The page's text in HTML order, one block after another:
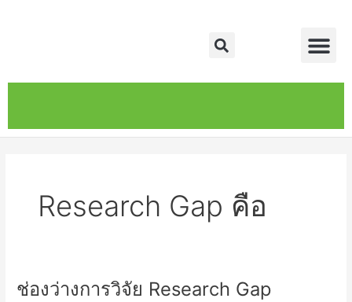
Search
Research Gap คือ
ช่องว่างการวิจัย Research Gap
ช่อง